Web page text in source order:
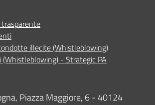
illecite (Whistleblowing)
- Strategic PA
Piazza Maggiore, 6 - 40124